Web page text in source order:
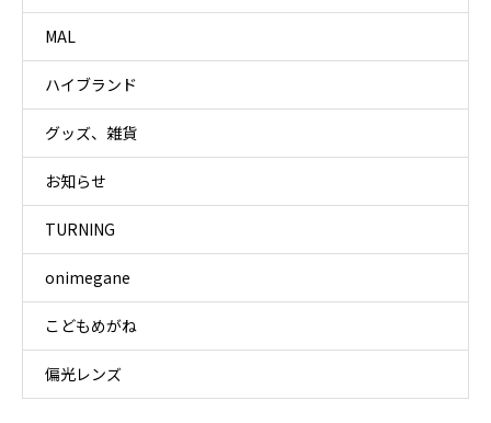
MAL
ハイブランド
グッズ、雑貨
お知らせ
TURNING
onimegane
こどもめがね
偏光レンズ